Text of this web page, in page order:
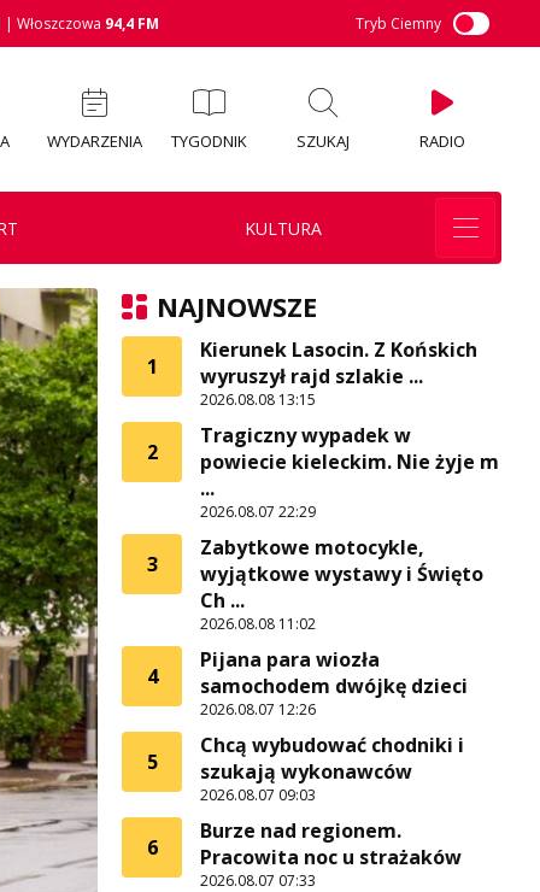
| Włoszczowa 94,4 FM Tryb Ciemny
WYDARZENIA TYGODNIK SZUKAJ RADIO
KULTURA
NAJNOWSZE
1
Kierunek Lasocin. Z Końskich
wyruszył rajd szlakie ...
2026.08.08 13:15
2
Tragiczny wypadek w
powiecie kieleckim. Nie żyje m
...
2026.08.07 22:29
3
Zabytkowe motocykle,
wyjątkowe wystawy i Święto
Ch ...
2026.08.08 11:02
4
Pijana para wiozła
samochodem dwójkę dzieci
2026.08.07 12:26
5
Chcą wybudować chodniki i
szukają wykonawców
2026.08.07 09:03
6
Burze nad regionem.
Pracowita noc u strażaków
2026.08.07 07:33